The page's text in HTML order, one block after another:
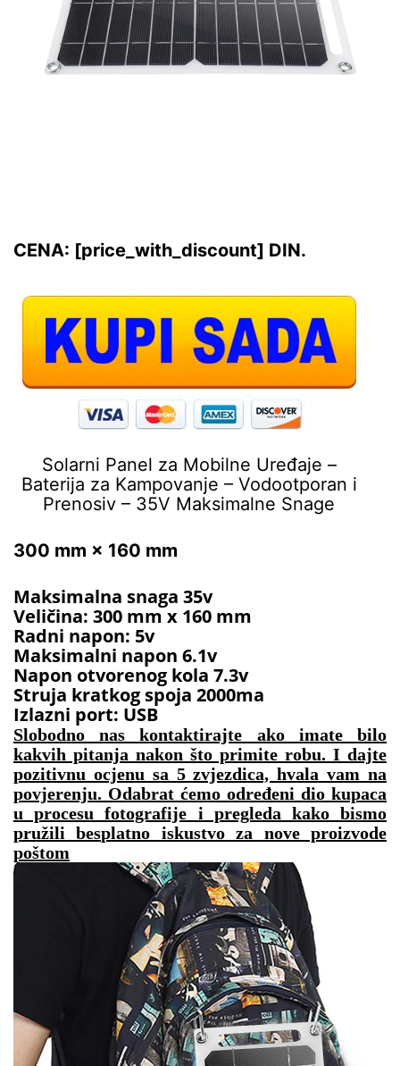
CENA: [price_with_discount] DIN.
Solarni Panel za Mobilne Uređaje –
Baterija za Kampovanje – Vodootporan i
Prenosiv – 35V Maksimalne Snage
300 mm × 160 mm
Maksimalna snaga 35v
Veličina: 300 mm x 160 mm
Radni napon: 5v
Maksimalni napon 6.1v
Napon otvorenog kola 7.3v
Struja kratkog spoja 2000ma
Izlazni port: USB
Slobodno nas kontaktirajte ako imate bilo
kakvih pitanja nakon što primite robu. I dajte
pozitivnu ocjenu sa 5 zvjezdica, hvala vam na
povjerenju. Odabrat ćemo određeni dio kupaca
u procesu fotografije i pregleda kako bismo
pružili besplatno iskustvo za nove proizvode
poštom